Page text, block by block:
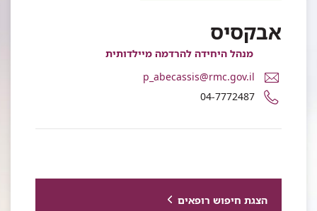
אבקסיס
מנהל היחידה להרדמה מיילדותית
דואר
אלקטרוני
ד"ר
אבקסיס
p_abecassis@rmc.gov.il
מספר
טלפון
04-7772487
הצגת חיפוש רופאים